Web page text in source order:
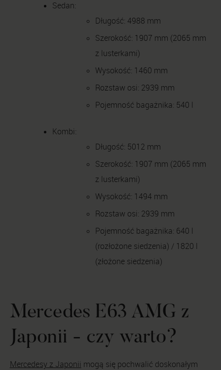
Sedan:
Długość: 4988 mm
Szerokość: 1907 mm (2065 mm
z lusterkami)
Wysokość: 1460 mm
Rozstaw osi: 2939 mm
Pojemność bagażnika: 540 l
Kombi:
Długość: 5012 mm
Szerokość: 1907 mm (2065 mm
z lusterkami)
Wysokość: 1494 mm
Rozstaw osi: 2939 mm
Pojemność bagażnika: 640 l
(rozłożone siedzenia) / 1820 l
(złożone siedzenia)
Mercedes E63 AMG z
Japonii - czy warto?
Mercedesy z Japonii mogą się pochwalić doskonałym